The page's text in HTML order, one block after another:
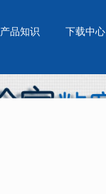
产品知识 下载中心